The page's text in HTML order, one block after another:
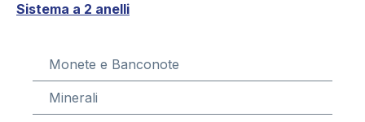
Sistema a 2 anelli
Monete e Banconote
Minerali